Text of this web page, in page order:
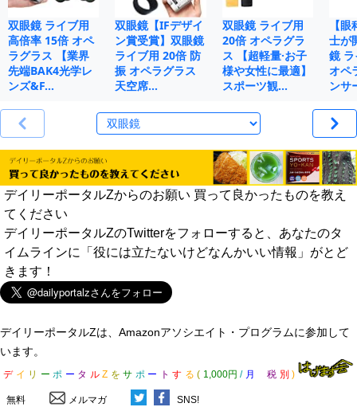
双眼鏡 ライブ用
高倍率 15倍 オペ
ラグラス 【業界
先端BAK4光学レ
ンズ&F…
双眼鏡【IFデザイ
ン賞受賞】双眼鏡
ライブ用 20倍 防
振 オペラグラス
天空席…
双眼鏡 ライブ用
20倍 オペラグラ
ス 【超軽量·お子
様や女性に最適】
スポーツ観…
【
士が
鏡
オペ
ンサ
デイリーポータルZからのお願い 買って良かったものを教え
てください
デイリーポータルZのTwitterをフォローすると、あなたのタ
イムラインに「役には立たないけどなんかいい情報」がとど
きます！
デイリーポータルZは、Amazonアソシエイト・プログラムに参加して
います。
デ イ リ ー ポ ー タ ル Z を サ ポ ー ト す る ( 1,000円 / 月 税 別 )
無料 メルマガ SNS!